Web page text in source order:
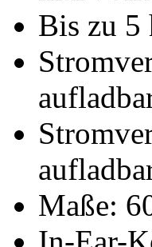
Bis zu 5
Maße: